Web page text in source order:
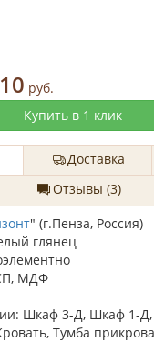
руб.
Купить в 1 клик
Доставка
Отзывы (3)
" (г.Пенза, Россия)
глянец
МДФ
Шкаф 3-Д, Шкаф 1-
Тумба